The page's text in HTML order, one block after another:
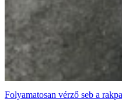
Folyamatosan vérző seb a